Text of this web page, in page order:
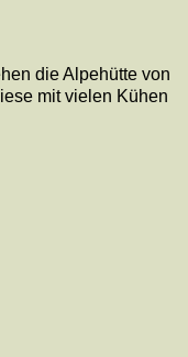
die Alpehütte von
mit vielen Kühen